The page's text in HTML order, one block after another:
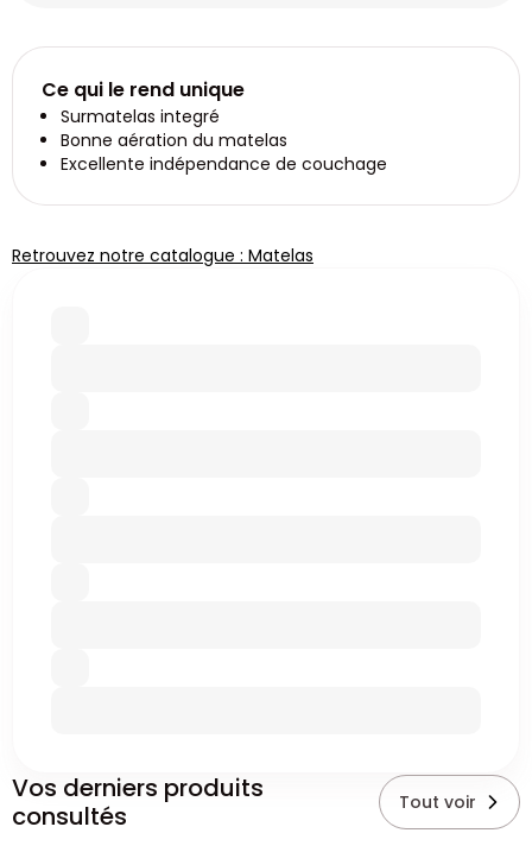
Ce qui le rend unique
Surmatelas integré
Bonne aération du matelas
Excellente indépendance de couchage
Retrouvez notre catalogue : Matelas
Vos derniers produits
consultés
Tout voir